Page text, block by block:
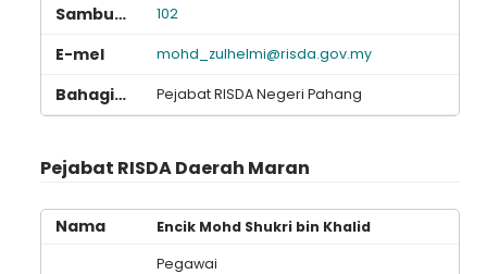
102
mohd_zulhelmi@risda.gov.my
Pejabat RISDA Negeri Pahang
Pejabat RISDA Daerah Maran
Encik Mohd Shukri bin Khalid
Pegawai